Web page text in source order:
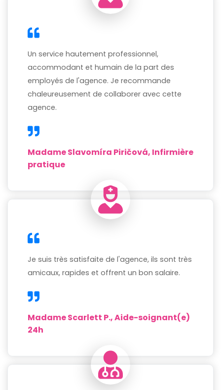
Un service hautement professionnel,
accommodant et humain de la part des
employés de l'agence. Je recommande
chaleureusement de collaborer avec cette
agence.
Madame Slavomíra Piričová, Infirmière
pratique
Je suis très satisfaite de l'agence, ils sont très
amicaux, rapides et offrent un bon salaire.
Madame Scarlett P., Aide-soignant(e)
24h